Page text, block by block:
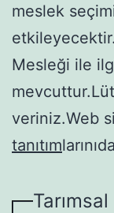
meslek
etkileyecektir.
Mesleği ile
veriniz.Web
tanıtım